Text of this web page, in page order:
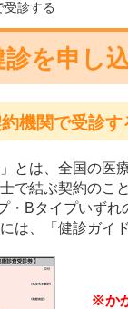
受診する
診を申し
機関で受診す
」とは、全国の
で結ぶ契約のこ
・Bタイプいず
は、「健診ガイ
※か